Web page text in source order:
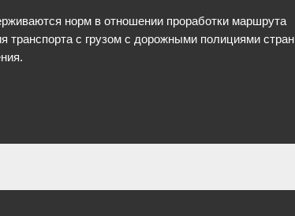
норм в отношении проработки маршрута
транспорта с грузом с дорожными полициями стран